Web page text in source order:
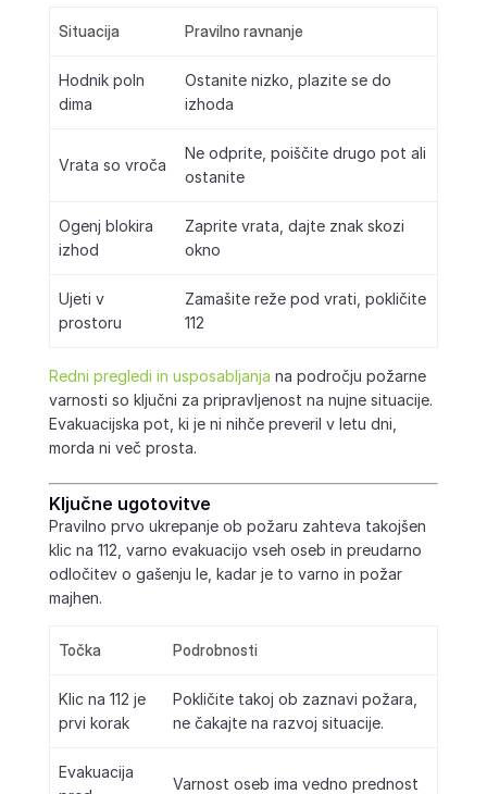
Situacija Pravilno ravnanje
Hodnik poln
dima
Ostanite nizko, plazite se do
izhoda
Vrata so vroča
Ne odprite, poiščite drugo pot ali
ostanite
Ogenj blokira
izhod
Zaprite vrata, dajte znak skozi
okno
Ujeti v
prostoru
Zamašite reže pod vrati, pokličite
112
Redni pregledi in usposabljanja na področju požarne
varnosti so ključni za pripravljenost na nujne situacije.
Evakuacijska pot, ki je ni nihče preveril v letu dni,
morda ni več prosta.
Ključne ugotovitve
Pravilno prvo ukrepanje ob požaru zahteva takojšen
klic na 112, varno evakuacijo vseh oseb in preudarno
odločitev o gašenju le, kadar je to varno in požar
majhen.
Točka Podrobnosti
Klic na 112 je
prvi korak
Pokličite takoj ob zaznavi požara,
ne čakajte na razvoj situacije.
Evakuacija
Varnost oseb ima vedno prednost